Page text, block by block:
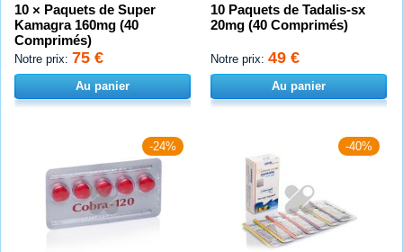
10 × Paquets de Super
Kamagra 160mg (40
Comprimés)
Notre prix: 75 €
Au panier
10 Paquets de Tadalis-sx
20mg (40 Comprimés)
Notre prix: 49 €
Au panier
-24% -40%